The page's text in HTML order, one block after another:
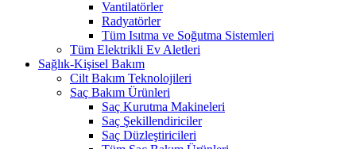
Vantilatörler
Radyatörler
Tüm Isıtma ve Soğutma Sistemleri
Tüm Elektrikli Ev Aletleri
Sağlık-Kişisel Bakım
Cilt Bakım Teknolojileri
Saç Bakım Ürünleri
Saç Kurutma Makineleri
Saç Şekillendiriciler
Saç Düzleştiricileri